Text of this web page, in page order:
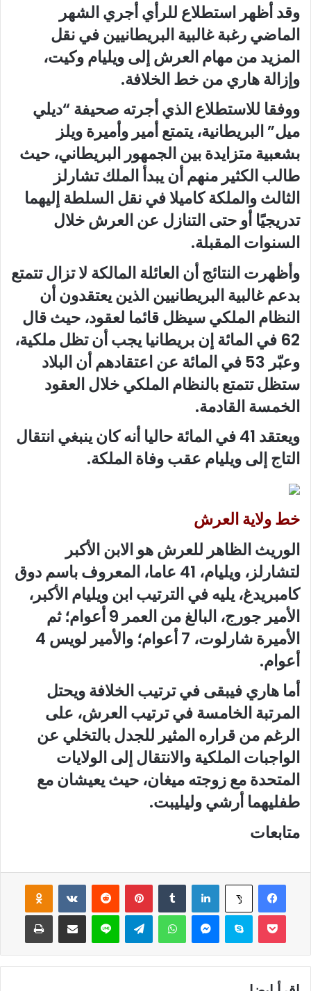
وقد أظهر استطلاع للرأي أجري الشهر
الماضي رغبة غالبية البريطانيين في نقل
المزيد من مهام العرش إلى ويليام وكيت،
وإزالة هاري من خط الخلافة.
ووفقا للاستطلاع الذي أجرته صحيفة “ديلي
ميل” البريطانية، يتمتع أمير وأميرة ويلز
بشعبية متزايدة بين الجمهور البريطاني، حيث
طالب الكثير منهم أن يبدأ الملك تشارلز
الثالث والملكة كاميلا في نقل السلطة إليهما
تدريجيًا أو حتى التنازل عن العرش خلال
السنوات المقبلة.
وأظهرت النتائج أن العائلة المالكة لا تزال تتمتع
بدعم غالبية البريطانيين الذين يعتقدون أن
النظام الملكي سيظل قائما لعقود، حيث قال
62 في المائة إن بريطانيا يجب أن تظل ملكية،
وعبّر 53 في المائة عن اعتقادهم أن البلاد
ستظل تتمتع بالنظام الملكي خلال العقود
الخمسة القادمة.
ويعتقد 41 في المائة حاليا أنه كان ينبغي انتقال
التاج إلى ويليام عقب وفاة الملكة.
خط ولاية العرش
الوريث الظاهر للعرش هو الابن الأكبر
لتشارلز، ويليام، 41 عاما، المعروف باسم دوق
كامبريدغ، يليه في الترتيب ابن ويليام الأكبر،
الأمير جورج، البالغ من العمر 9 أعوام؛ ثم
الأميرة شارلوت، 7 أعوام؛ والأمير لويس 4
أعوام.
أما هاري فيبقى في ترتيب الخلافة ويحتل
المرتبة الخامسة في ترتيب العرش، على
الرغم من قراره المثير للجدل بالتخلي عن
الواجبات الملكية والانتقال إلى الولايات
المتحدة مع زوجته ميغان، حيث يعيشان مع
طفليهما أرشي وليليبت.
متابعات
فيسبوك ‫X لينكدإن بينتيريست
سكايب واتساب لاين